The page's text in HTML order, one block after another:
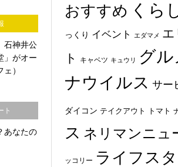
石神井公
」がオー
）
ト
あなたの
おすすめ くら
っくり イベント エダマメ エ
ト
キャベツ キュウリ グル
ナウイルス サー
ダイコン テイクアウト トマト
ス ネリマンニュ
ッコリー ライフス